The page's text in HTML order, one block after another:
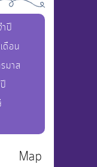
ปี
ดือน
มาส
Map